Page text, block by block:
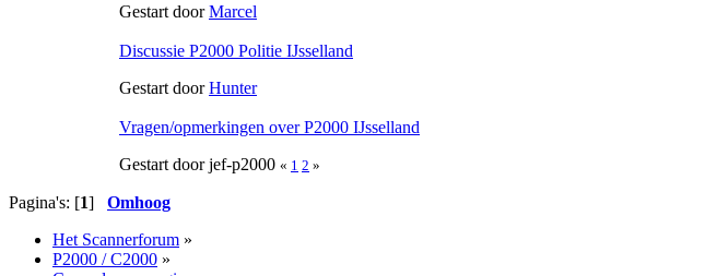
Gestart doorMarcel
Discussie P2000 Politie IJsselland
Gestart doorHunter
Vragen/opmerkingen over P2000 IJsselland
Gestart door jef-p2000 « 1 2 »
Pagina's: [1] Omhoog
Het Scannerforum »
P2000 / C2000 »